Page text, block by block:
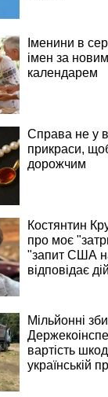
Іменини в
імен за
календарем
Справа не у
прикраси,
дорожчим
Костянтин
про моє
"запит США
відповідає
Мільйонні
вартість
українській